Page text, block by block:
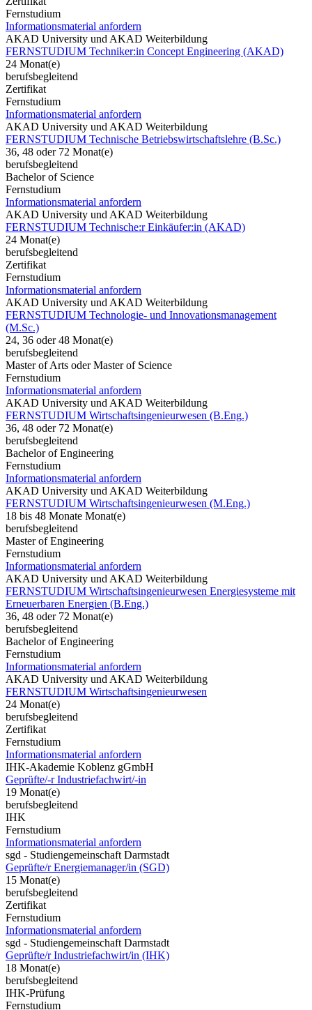
Fernstudium
Informationsmaterial anfordern
AKAD University und AKAD Weiterbildung
FERNSTUDIUM Techniker:in Concept Engineering (AKAD)
24 Monat(e)
berufsbegleitend
Zertifikat
Fernstudium
Informationsmaterial anfordern
AKAD University und AKAD Weiterbildung
FERNSTUDIUM Technische Betriebswirtschaftslehre (B.Sc.)
36, 48 oder 72 Monat(e)
berufsbegleitend
Bachelor of Science
Fernstudium
Informationsmaterial anfordern
AKAD University und AKAD Weiterbildung
FERNSTUDIUM Technische:r Einkäufer:in (AKAD)
24 Monat(e)
berufsbegleitend
Zertifikat
Fernstudium
Informationsmaterial anfordern
AKAD University und AKAD Weiterbildung
FERNSTUDIUM Technologie- und Innovationsmanagement
(M.Sc.)
24, 36 oder 48 Monat(e)
berufsbegleitend
Master of Arts oder Master of Science
Fernstudium
Informationsmaterial anfordern
AKAD University und AKAD Weiterbildung
FERNSTUDIUM Wirtschaftsingenieurwesen (B.Eng.)
36, 48 oder 72 Monat(e)
berufsbegleitend
Bachelor of Engineering
Fernstudium
Informationsmaterial anfordern
AKAD University und AKAD Weiterbildung
FERNSTUDIUM Wirtschaftsingenieurwesen (M.Eng.)
18 bis 48 Monate Monat(e)
berufsbegleitend
Master of Engineering
Fernstudium
Informationsmaterial anfordern
AKAD University und AKAD Weiterbildung
FERNSTUDIUM Wirtschaftsingenieurwesen Energiesysteme mit
Erneuerbaren Energien (B.Eng.)
36, 48 oder 72 Monat(e)
berufsbegleitend
Bachelor of Engineering
Fernstudium
Informationsmaterial anfordern
AKAD University und AKAD Weiterbildung
FERNSTUDIUM Wirtschaftsingenieurwesen
24 Monat(e)
berufsbegleitend
Zertifikat
Fernstudium
Informationsmaterial anfordern
IHK-Akademie Koblenz gGmbH
Geprüfte/-r Industriefachwirt/-in
19 Monat(e)
berufsbegleitend
IHK
Fernstudium
Informationsmaterial anfordern
sgd - Studiengemeinschaft Darmstadt
Geprüfte/r Energiemanager/in (SGD)
15 Monat(e)
berufsbegleitend
Zertifikat
Fernstudium
Informationsmaterial anfordern
sgd - Studiengemeinschaft Darmstadt
Geprüfte/r Industriefachwirt/in (IHK)
18 Monat(e)
berufsbegleitend
IHK-Prüfung
Fernstudium